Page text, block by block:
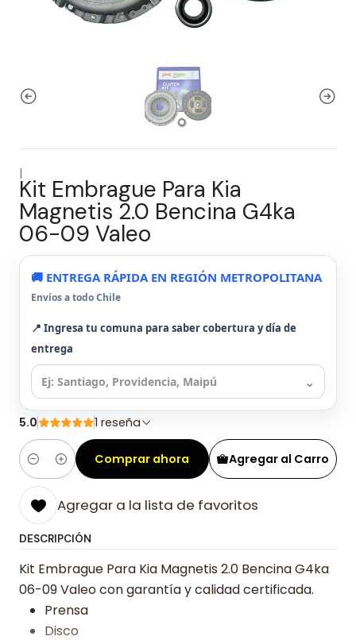
|
Kit Embrague Para Kia
Magnetis 2.0 Bencina G4ka
06-09 Valeo
🚚 ENTREGA RÁPIDA EN REGIÓN METROPOLITANA
Envíos a todo Chile
📍 Ingresa tu comuna para saber cobertura y día de
entrega
⌄
5.0 1 reseña
Cantidad
Agregar al Carro
Comprar ahora
Agregar a la lista de favoritos
DESCRIPCIÓN
Kit Embrague Para Kia Magnetis 2.0 Bencina G4ka
06-09 Valeo con garantía y calidad certificada.
Prensa
Disco